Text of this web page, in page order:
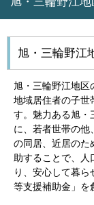
旭・三輪野江
旭・三輪野江地区
地域居住者の子世
す。魅力ある旭・
に、若者世帯の他
の同居、近居のた
助することで、人
り、安心して暮
等支援補助金」を